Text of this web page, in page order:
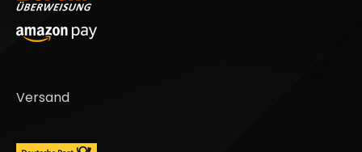
Versand